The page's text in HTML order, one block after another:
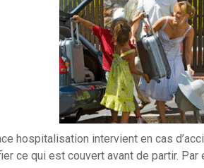
hospitalisation intervient en cas
ce qui est couvert avant de partir.